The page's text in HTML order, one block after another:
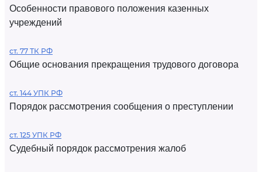
Особенности правового положения казенных
учреждений
ст. 77 ТК РФ
Общие основания прекращения трудового договора
ст. 144 УПК РФ
Порядок рассмотрения сообщения о преступлении
ст. 125 УПК РФ
Судебный порядок рассмотрения жалоб